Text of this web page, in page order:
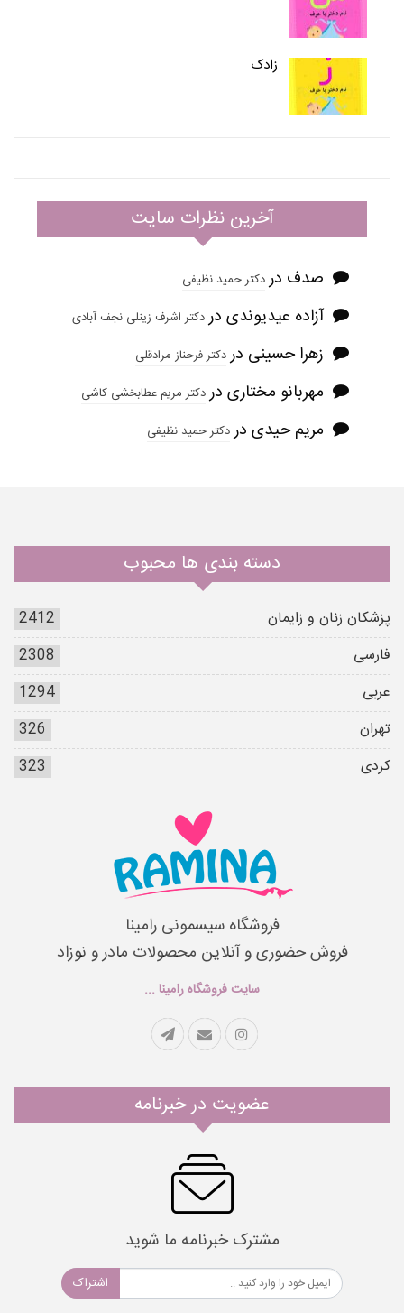
زادک
آخرین نظرات سایت
صدف دردکتر حمید نظیفی
آزاده عیدیوندی دردکتر اشرف زینلی نجف آبادی
زهرا حسینی دردکتر فرحناز مرادقلی
مهربانو مختاری دردکتر مریم عطابخشی کاشی
مریم حیدی دردکتر حمید نظیفی
دسته بندی ها محبوب
پزشکان زنان و زایمان
2412
فارسی
2308
عربی
1294
تهران
326
کردی
323
فروشگاه سیسمونی رامینا
فروش حضوری و آنلاین محصولات مادر و نوزاد
سایت فروشگاه رامینا ...
عضویت در خبرنامه
مشترک خبرنامه ما شوید
اشتراک